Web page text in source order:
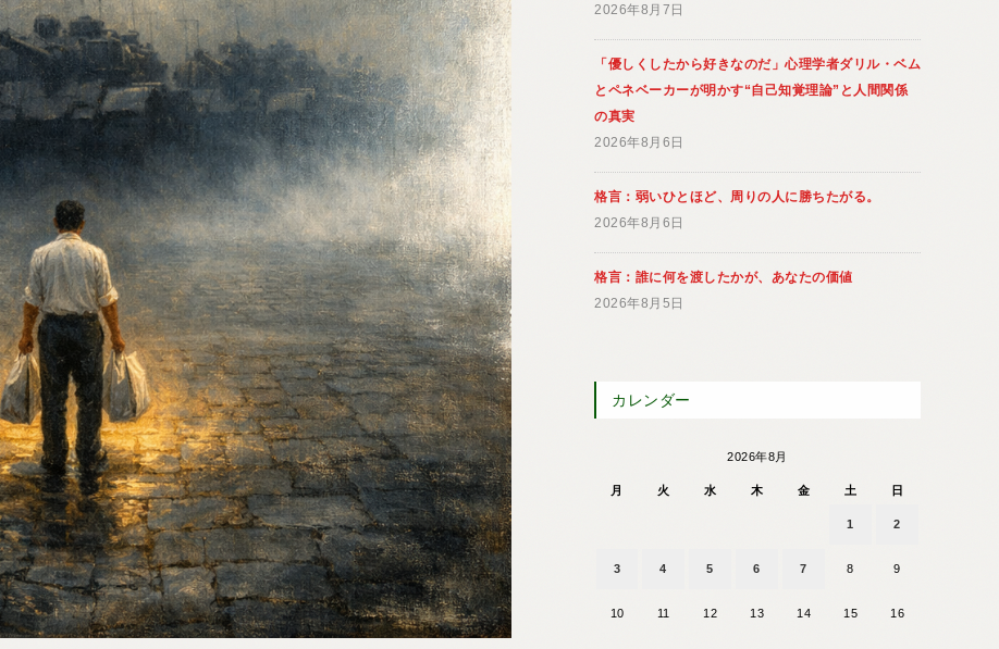
2026年8月7日
「優しくしたから好きなのだ」心理学者ダリル・ベム
とペネベーカーが明かす“自己知覚理論”と人間関係
の真実
2026年8月6日
格言：弱いひとほど、周りの人に勝ちたがる。
2026年8月6日
格言：誰に何を渡したかが、あなたの価値
2026年8月5日
カレンダー
2026年8月
月 火 水 木 金 土 日
1 2
3 4 5 6 7 8 9
10 11 12 13 14 15 16